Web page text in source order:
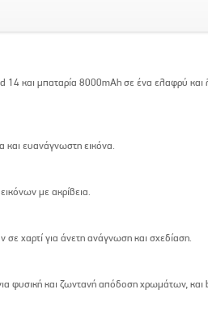
14 και μπαταρία 8000mAh σε ένα ελαφρύ
ευανάγνωστη εικόνα.
με ακρίβεια.
χαρτί για άνετη ανάγνωση και σχεδίαση.
φυσική και ζωντανή απόδοση χρωμάτων, και